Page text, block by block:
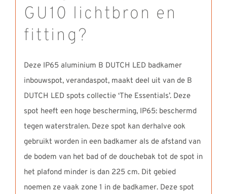
GU10 lichtbron en
fitting?
Deze IP65 aluminium B DUTCH LED badkamer
inbouwspot, verandaspot, maakt deel uit van de B
DUTCH LED spots collectie ‘The Essentials’. Deze
spot heeft een hoge bescherming, IP65: beschermd
tegen waterstralen. Deze spot kan derhalve ook
gebruikt worden in een badkamer als de afstand van
de bodem van het bad of de douchebak tot de spot in
het plafond minder is dan 225 cm. Dit gebied
noemen ze vaak zone 1 in de badkamer. Deze spot